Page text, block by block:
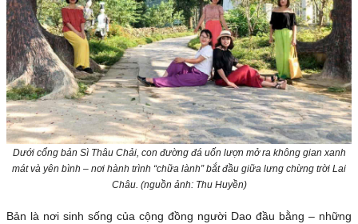
Dưới cổng bản Sì Thâu Chải, con đường đá uốn lượn mở ra không gian xanh
mát và yên bình – nơi hành trình “chữa lành” bắt đầu giữa lưng chừng trời Lai
Châu. (nguồn ảnh: Thu Huyền)
Bản là nơi sinh sống của cộng đồng người Dao đầu bằng – những